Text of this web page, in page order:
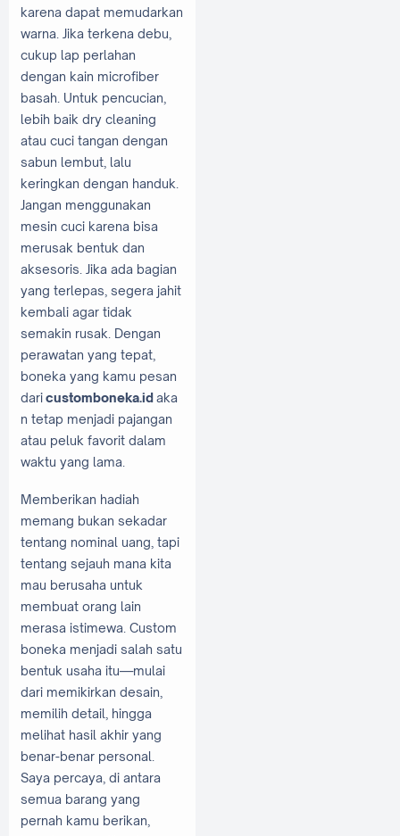
karena dapat memudarkan
warna. Jika terkena debu,
cukup lap perlahan
dengan kain microfiber
basah. Untuk pencucian,
lebih baik dry cleaning
atau cuci tangan dengan
sabun lembut, lalu
keringkan dengan handuk.
Jangan menggunakan
mesin cuci karena bisa
merusak bentuk dan
aksesoris. Jika ada bagian
yang terlepas, segera jahit
kembali agar tidak
semakin rusak. Dengan
perawatan yang tepat,
boneka yang kamu pesan
daricustomboneka.idaka
n tetap menjadi pajangan
atau peluk favorit dalam
waktu yang lama.
Memberikan hadiah
memang bukan sekadar
tentang nominal uang, tapi
tentang sejauh mana kita
mau berusaha untuk
membuat orang lain
merasa istimewa. Custom
boneka menjadi salah satu
bentuk usaha itu—mulai
dari memikirkan desain,
memilih detail, hingga
melihat hasil akhir yang
benar-benar personal.
Saya percaya, di antara
semua barang yang
pernah kamu berikan,